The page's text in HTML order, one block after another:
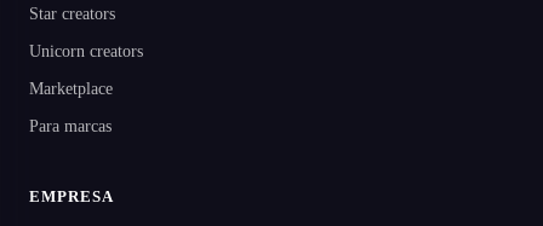
Star creators
Unicorn creators
Marketplace
Para marcas
EMPRESA